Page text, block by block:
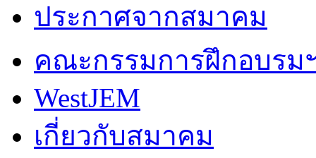
ประกาศจากสมาคม
คณะกรรมการฝึกอบรม
WestJEM
เกี่ยวกับสมาคม